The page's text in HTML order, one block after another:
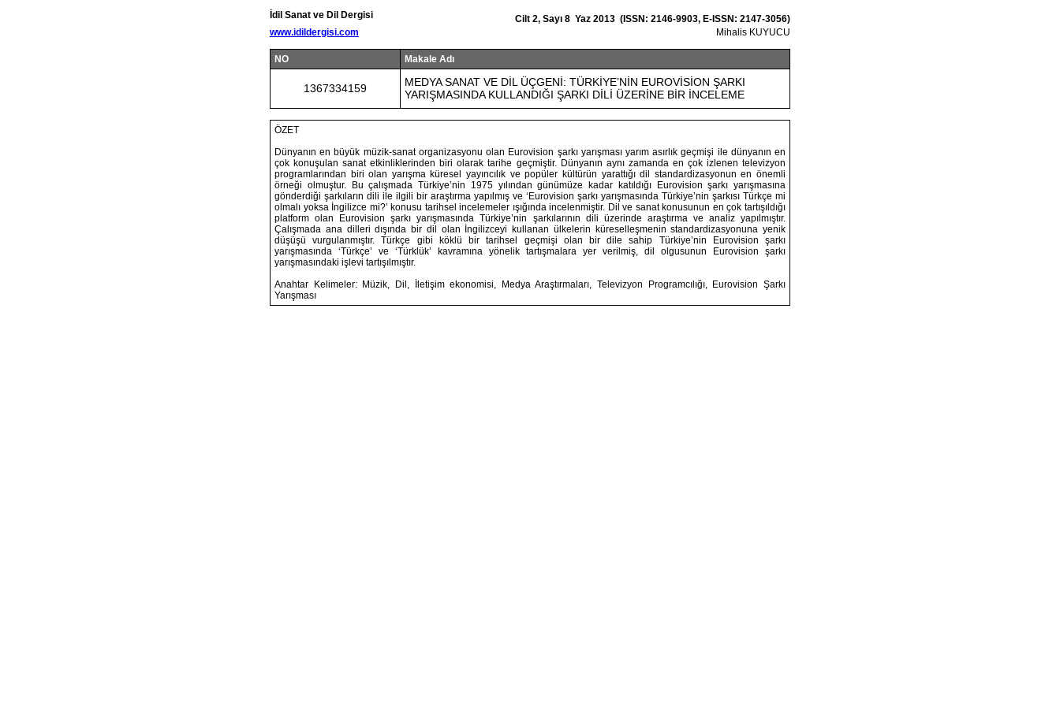
İdil Sanat ve Dil Dergisi
www.idildergisi.com
Cilt 2, Sayı 8 Yaz 2013 (ISSN: 2146-9903, E-ISSN: 2147-3056)
Mihalis KUYUCU
NO Makale Adı
1367334159
MEDYA SANAT VE DİL ÜÇGENİ: TÜRKİYE’NİN EUROVİSİON ŞARKI
YARIŞMASINDA KULLANDIĞI ŞARKI DİLİ ÜZERİNE BİR İNCELEME
ÖZET
Dünyanın en büyük müzik-sanat organizasyonu olan Eurovision şarkı yarışması yarım asırlık geçmişi ile dünyanın en
çok konuşulan sanat etkinliklerinden biri olarak tarihe geçmiştir. Dünyanın aynı zamanda en çok izlenen televizyon
programlarından biri olan yarışma küresel yayıncılık ve popüler kültürün yarattığı dil standardizasyonun en önemli
örneği olmuştur. Bu çalışmada Türkiye’nin 1975 yılından günümüze kadar katıldığı Eurovision şarkı yarışmasına
gönderdiği şarkıların dili ile ilgili bir araştırma yapılmış ve ‘Eurovision şarkı yarışmasında Türkiye’nin şarkısı Türkçe mi
olmalı yoksa İngilizce mi?’ konusu tarihsel incelemeler ışığında incelenmiştir. Dil ve sanat konusunun en çok tartışıldığı
platform olan Eurovision şarkı yarışmasında Türkiye’nin şarkılarının dili üzerinde araştırma ve analiz yapılmıştır.
Çalışmada ana dilleri dışında bir dil olan İngilizceyi kullanan ülkelerin küreselleşmenin standardizasyonuna yenik
düşüşü vurgulanmıştır. Türkçe gibi köklü bir tarihsel geçmişi olan bir dile sahip Türkiye’nin Eurovision şarkı
yarışmasında ‘Türkçe’ ve ‘Türklük’ kavramına yönelik tartışmalara yer verilmiş, dil olgusunun Eurovision şarkı
yarışmasındaki işlevi tartışılmıştır.
Anahtar Kelimeler: Müzik, Dil, İletişim ekonomisi, Medya Araştırmaları, Televizyon Programcılığı, Eurovision Şarkı
Yarışması